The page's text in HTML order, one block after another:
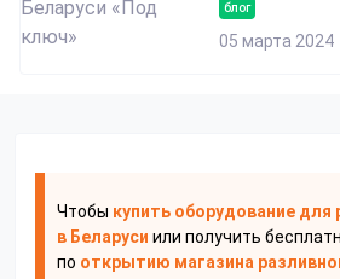
блог
05 марта 2024
Чтобы купить оборудование для
в Беларуси или получить
по открытию магазина